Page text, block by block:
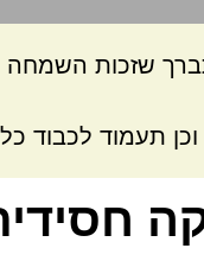
שזכות
וכן תעמוד לכבוד